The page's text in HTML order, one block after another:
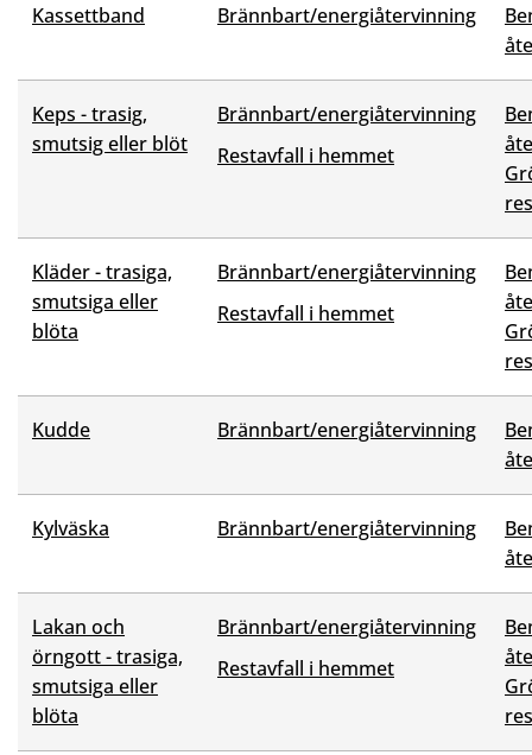
Kassettband Brännbart/energiåtervinning
Keps - trasig,
smutsig eller blöt
Brännbart/energiåtervinning
Restavfall i hemmet
Kläder - trasiga,
smutsiga eller
blöta
Brännbart/energiåtervinning
Restavfall i hemmet
Kudde Brännbart/energiåtervinning
Kylväska Brännbart/energiåtervinning
Lakan och
örngott - trasiga,
smutsiga eller
blöta
Brännbart/energiåtervinning
Restavfall i hemmet